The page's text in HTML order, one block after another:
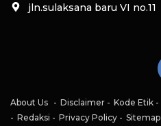
jln.sulaksana baru VI no.11
About Us Disclaimer Kode Etik
Redaksi
Privacy Policy Sitemap